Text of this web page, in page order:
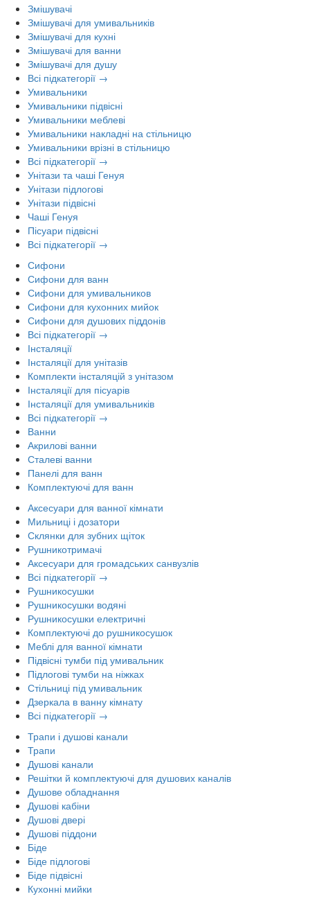
Змішувачі
Змішувачі для умивальників
Змішувачі для кухні
Змішувачі для ванни
Змішувачі для душу
Всі підкатегорії →
Умивальники
Умивальники підвісні
Умивальники меблеві
Умивальники накладні на стільницю
Умивальники врізні в стільницю
Всі підкатегорії →
Унітази та чаші Генуя
Унітази підлогові
Унітази підвісні
Чаші Генуя
Пісуари підвісні
Всі підкатегорії →
Сифони
Сифони для ванн
Сифони для умивальников
Сифони для кухонних мийок
Сифони для душових піддонів
Всі підкатегорії →
Інсталяції
Інсталяції для унітазів
Комплекти інсталяцій з унітазом
Інсталяції для пісуарів
Інсталяції для умивальників
Всі підкатегорії →
Ванни
Акрилові ванни
Сталеві ванни
Панелі для ванн
Комплектуючі для ванн
Аксесуари для ванної кімнати
Мильниці і дозатори
Склянки для зубних щіток
Рушникотримачі
Аксесуари для громадських санвузлів
Всі підкатегорії →
Рушникосушки
Рушникосушки водяні
Рушникосушки електричні
Комплектуючі до рушникосушок
Меблі для ванної кімнати
Підвісні тумби під умивальник
Підлогові тумби на ніжках
Стільниці під умивальник
Дзеркала в ванну кімнату
Всі підкатегорії →
Трапи і душові канали
Трапи
Душові канали
Решітки й комплектуючі для душових каналів
Душове обладнання
Душові кабіни
Душові двері
Душові піддони
Біде
Біде підлогові
Біде підвісні
Кухонні мийки